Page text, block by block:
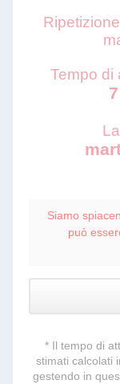
Tempo di
Siamo
può
* Il tempo di
stimati calcolati
gestendo in